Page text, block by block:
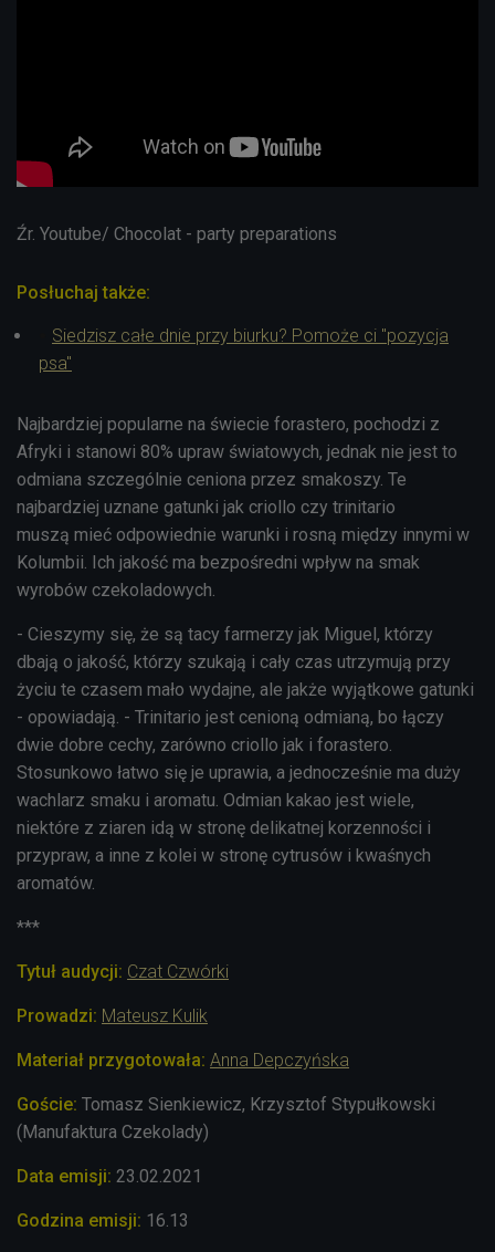
Źr. Youtube/ Chocolat - party preparations
Posłuchaj także:
Siedzisz całe dnie przy biurku? Pomoże ci "pozycja
psa"
Najbardziej popularne na świecie forastero, pochodzi z
Afryki i stanowi 80% upraw światowych, jednak nie jest to
odmiana szczególnie ceniona przez smakoszy. Te
najbardziej uznane gatunki jak criollo czy trinitario
muszą mieć odpowiednie warunki i rosną między innymi w
Kolumbii. Ich jakość ma bezpośredni wpływ na smak
wyrobów czekoladowych.
- Cieszymy się, że są tacy farmerzy jak Miguel, którzy
dbają o jakość, którzy szukają i cały czas utrzymują przy
życiu te czasem mało wydajne, ale jakże wyjątkowe gatunki
- opowiadają. - Trinitario jest cenioną odmianą, bo łączy
dwie dobre cechy, zarówno criollo jak i forastero.
Stosunkowo łatwo się je uprawia, a jednocześnie ma duży
wachlarz smaku i aromatu. Odmian kakao jest wiele,
niektóre z ziaren idą w stronę delikatnej korzenności i
przypraw, a inne z kolei w stronę cytrusów i kwaśnych
aromatów.
***
Tytuł audycji: Czat Czwórki
Prowadzi: Mateusz Kulik
Materiał przygotowała: Anna Depczyńska
Goście: Tomasz Sienkiewicz, Krzysztof Stypułkowski
(Manufaktura Czekolady)
Data emisji: 23.02.2021
Godzina emisji: 16.13